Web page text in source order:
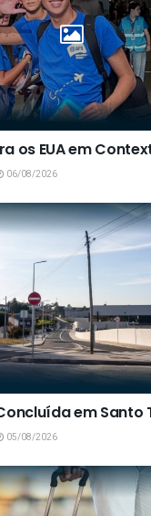
os EUA em
06/08/2026
em Santo
05/08/2026